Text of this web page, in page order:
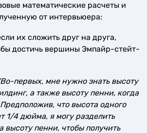
математические расчеты и
от интервьюера:
их сложить друг на друга,
достичь вершины Эмпайр-стейт-
первых, мне нужно знать высоту
а также высоту пенни, когда
что высота одного
1/4 дюйма, я могу разделить
высоту пенни, чтобы получить